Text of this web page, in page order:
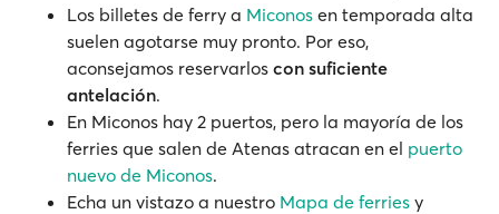
Los billetes de ferry a Miconos en temporada alta
suelen agotarse muy pronto. Por eso,
aconsejamos reservarlos con suficiente
antelación.
En Miconos hay 2 puertos, pero la mayoría de los
ferries que salen de Atenas atracan en el puerto
nuevo de Miconos.
Echa un vistazo a nuestro Mapa de ferries y